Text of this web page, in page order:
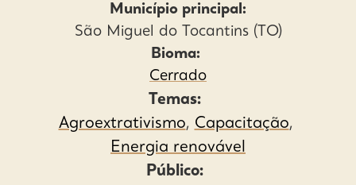
Município principal:
São Miguel do Tocantins (TO)
Bioma:
Cerrado
Temas:
Agroextrativismo, Capacitação,
Energia renovável
Público: